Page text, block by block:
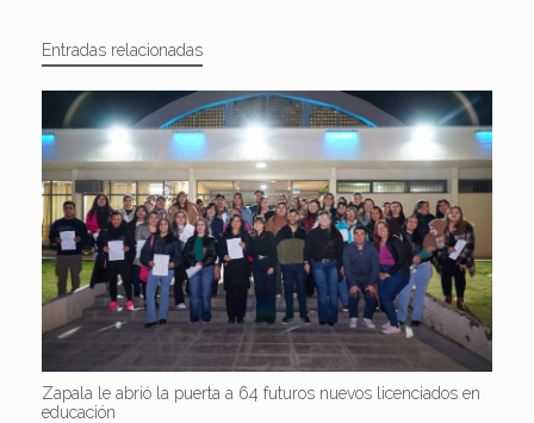
Entradas relacionadas
Zapala le abrió la puerta a 64 futuros nuevos licenciados en
educación